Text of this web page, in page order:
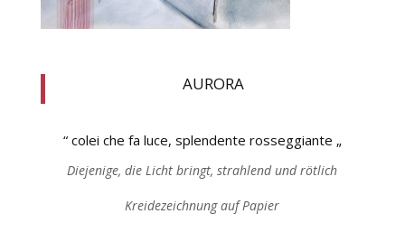
AURORA
“ colei che fa luce, splendente rosseggiante „
Diejenige, die Licht bringt, strahlend und rötlich
Kreidezeichnung auf Papier